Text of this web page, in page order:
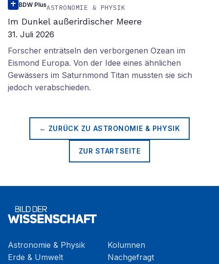
BDW PlusASTRONOMIE & PHYSIK
Im Dunkel außerirdischer Meere
31. Juli 2026
Forscher enträtseln den verborgenen Ozean im
Eismond Europa. Von der Idee eines ähnlichen
Gewässers im Saturnmond Titan mussten sie sich
jedoch verabschieden.
← ZURÜCK ZU ASTRONOMIE & PHYSIK
ZUR STARTSEITE
Astronomie & Physik
Erde & Umwelt
Kolumnen
Nachgefragt